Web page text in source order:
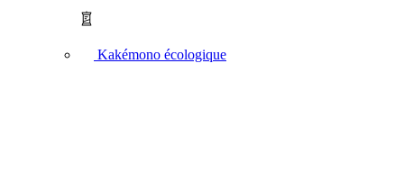
Kakémono écologique